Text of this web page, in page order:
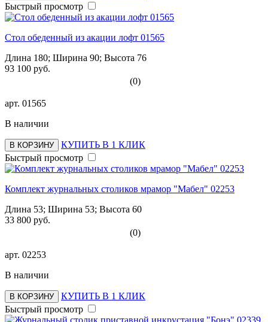
Быстрый просмотр
Стол обеденный из акации лофт 01565
Длина 180; Ширина 90; Высота 76
93 100 руб.
(0)
арт. 01565
В наличии
В КОРЗИНУ
КУПИТЬ В 1 КЛИК
Быстрый просмотр
Комплект журнальных столиков мрамор "Мабел" 02253
Длина 53; Ширина 53; Высота 60
33 800 руб.
(0)
арт. 02253
В наличии
В КОРЗИНУ
КУПИТЬ В 1 КЛИК
Быстрый просмотр